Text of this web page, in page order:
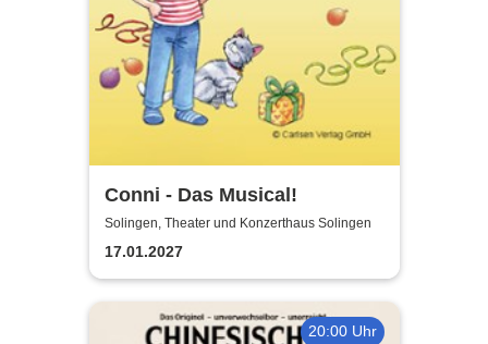
Conni - Das Musical!
Solingen, Theater und Konzerthaus Solingen
17.01.2027
20:00 Uhr